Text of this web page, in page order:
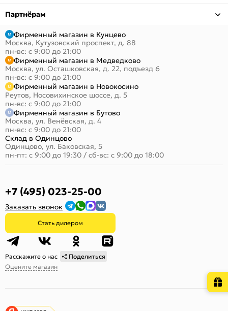
Партнёрам
Фирменный магазин в Кунцево
Москва, Кутузовский проспект, д. 88
пн-вс: с 9:00 до 21:00
Фирменный магазин в Медведково
Москва, ул. Осташковская, д. 22, подъезд 6
пн-вс: с 9:00 до 21:00
Фирменный магазин в Новокосино
Реутов, Носовихинское шоссе, д. 5
пн-вс: с 9:00 до 21:00
Фирменный магазин в Бутово
Москва, ул. Венёвская, д. 4
пн-вс: с 9:00 до 21:00
Склад в Одинцово
Одинцово, ул. Баковская, 5
пн-пт: с 9:00 до 19:30 / сб-вс: с 9:00 до 18:00
+7 (495) 023-25-00
Заказать звонок
Стать дилером
Расскажите о нас
Поделиться
Оцените магазин